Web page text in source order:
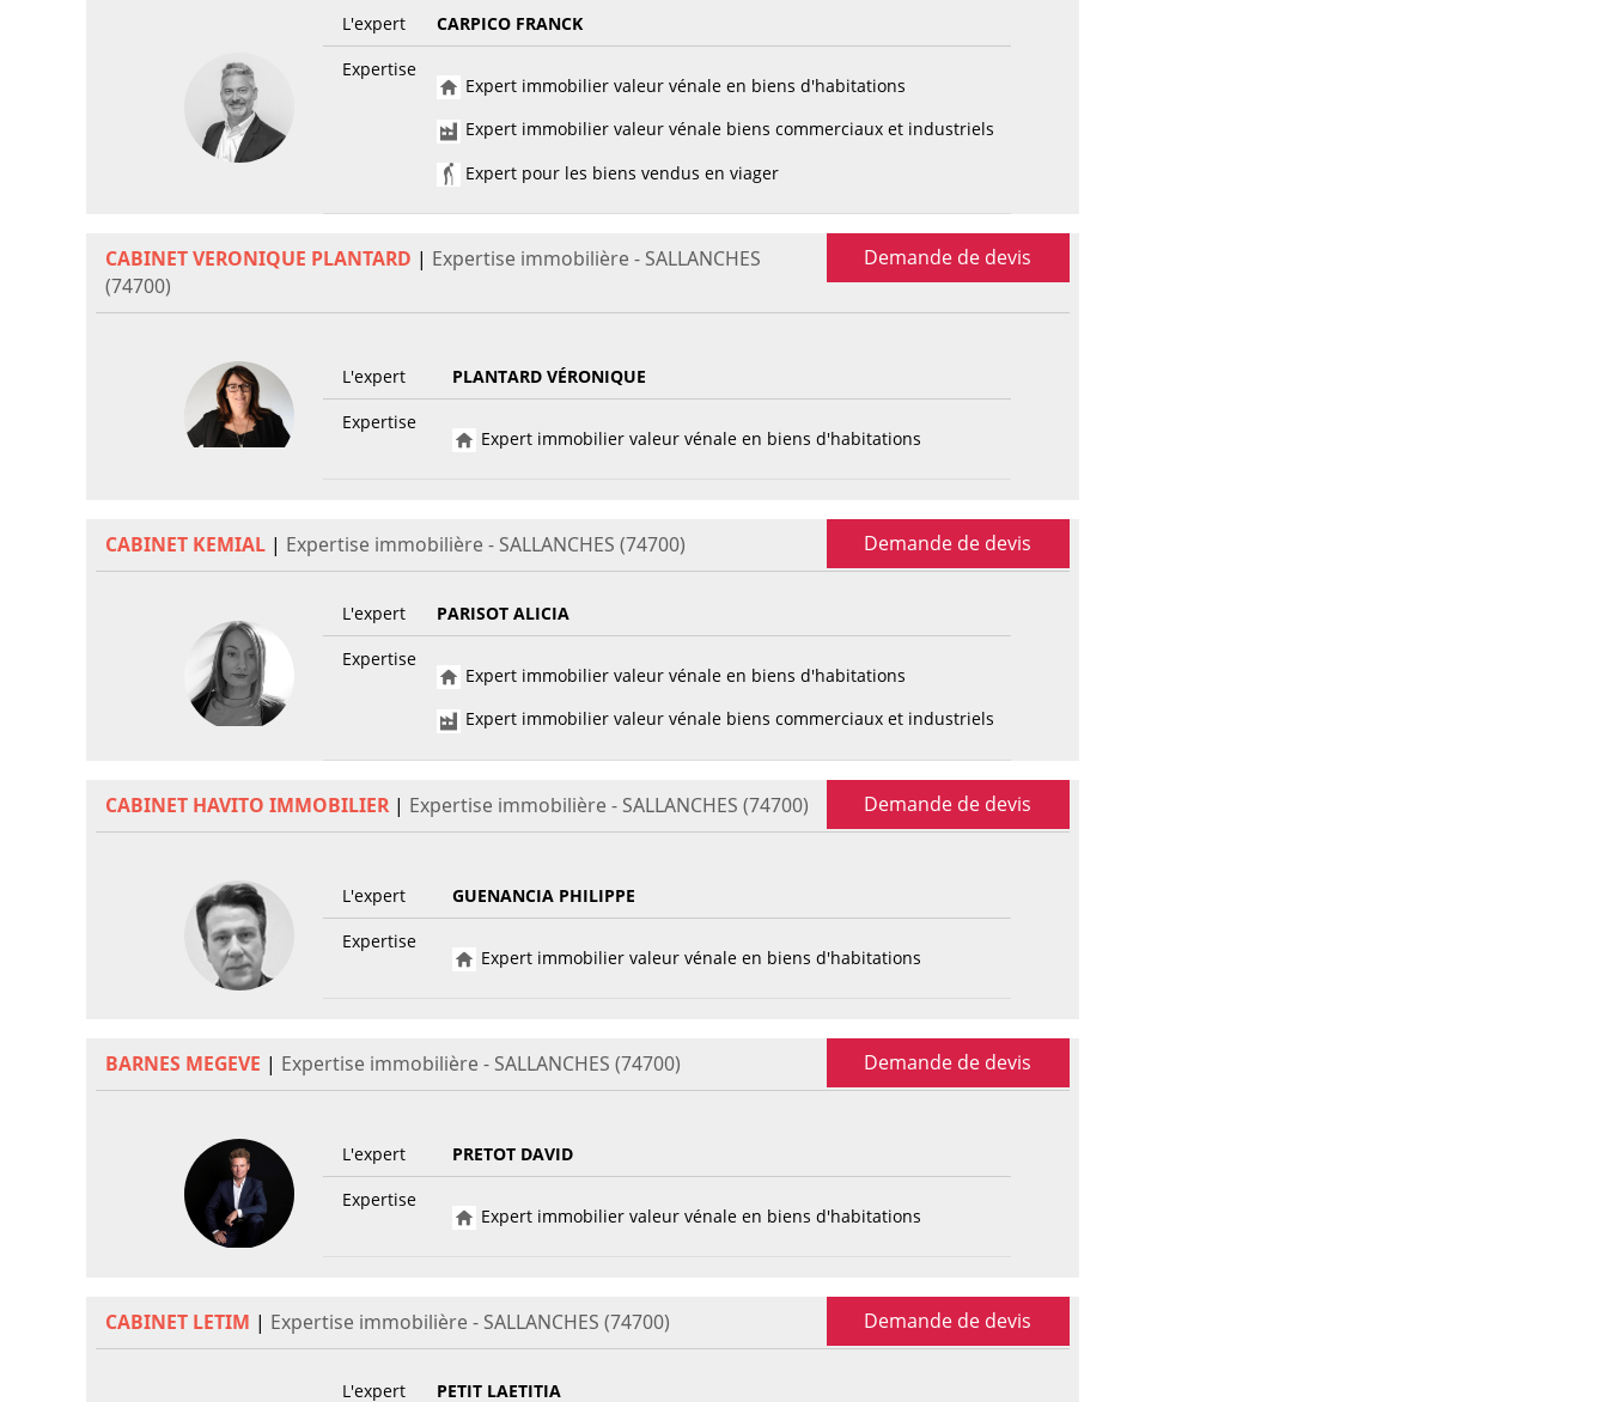
L'expert
CARPICO FRANCK
Expertise
Expert immobilier valeur vénale en biens d'habitations
Expert immobilier valeur vénale biens commerciaux et industriels
Expert pour les biens vendus en viager
CABINET VERONIQUE PLANTARD | Expertise immobilière - SALLANCHES
(74700)
Demande de devis
L'expert
PLANTARD VÉRONIQUE
Expertise
Expert immobilier valeur vénale en biens d'habitations
CABINET KEMIAL | Expertise immobilière - SALLANCHES (74700) Demande de devis
L'expert
PARISOT ALICIA
Expertise
Expert immobilier valeur vénale en biens d'habitations
Expert immobilier valeur vénale biens commerciaux et industriels
CABINET HAVITO IMMOBILIER | Expertise immobilière - SALLANCHES (74700) Demande de devis
L'expert
GUENANCIA PHILIPPE
Expertise
Expert immobilier valeur vénale en biens d'habitations
BARNES MEGEVE | Expertise immobilière - SALLANCHES (74700) Demande de devis
L'expert
PRETOT DAVID
Expertise
Expert immobilier valeur vénale en biens d'habitations
CABINET LETIM | Expertise immobilière - SALLANCHES (74700) Demande de devis
L'expert PETIT LAETITIA